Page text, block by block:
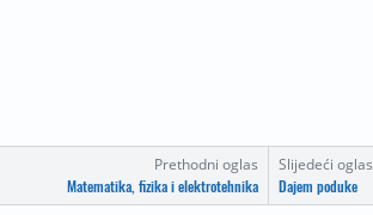
Prethodni oglas
Matematika, fizika i elektrotehnika
Slijedeći oglas
Dajem poduke